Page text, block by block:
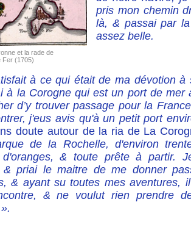
et la rade de
Fer (1705)
pris mon chemin
là, & passai par
assez belle.
à ce qui était de ma dévotion à
à la Corogne qui est un port de mer
d’y trouver passage pour la
j'eus avis qu'à un petit port
doute autour de la ria de La
de la Rochelle, d'environ
d'oranges, & toute prête à partir.
& priai le maitre de me donner
& ayant su toutes mes aventures,
& ne voulut rien prendre
.